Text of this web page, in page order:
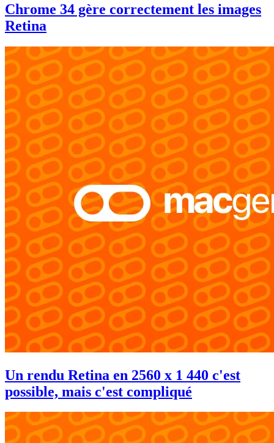
Chrome 34 gère correctement les images
Retina
Un rendu Retina en 2560 x 1 440 c'est
possible, mais c'est compliqué